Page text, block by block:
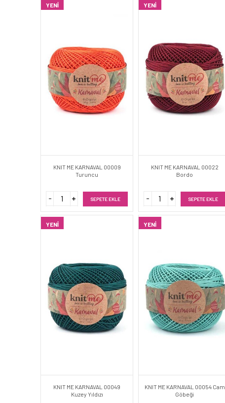
YENI
KNIT ME KARNAVAL 00009
Turuncu
SEPETE EKLE
YENI
KNIT ME KARNAVAL 00022
Bordo
SEPETE EKLE
YENI
KNIT ME KARNAVAL 00049
Kuzey Yıldızı
YENI
KNIT ME KARNAVAL 00054 Cam
Göbeği